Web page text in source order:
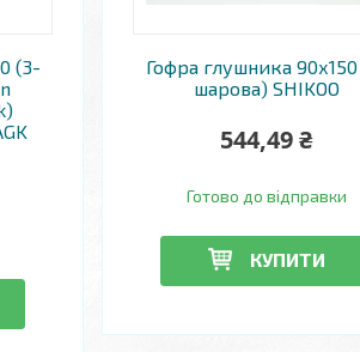
(3-
Гофра глушника
шарова) SHIKOO
544,49 ₴
Готово до відправки
КУПИТИ